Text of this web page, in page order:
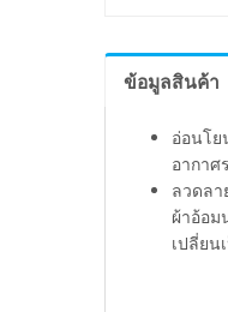
ข้อมูลสินค้า
อ่อนโ
อากาศ
ลวดลา
ผ้าอ้อม
เปลี่ยน